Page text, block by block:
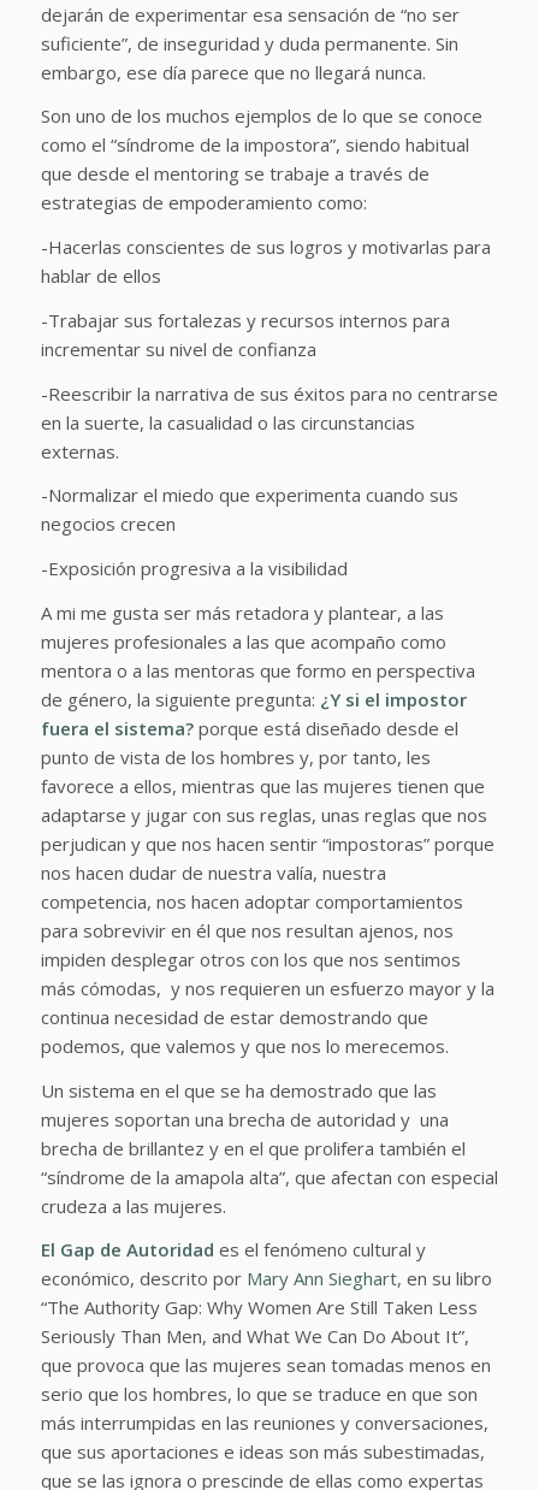
dejarán de experimentar esa sensación de “no ser
suficiente”, de inseguridad y duda permanente. Sin
embargo, ese día parece que no llegará nunca.
Son uno de los muchos ejemplos de lo que se conoce
como el “síndrome de la impostora”, siendo habitual
que desde el mentoring se trabaje a través de
estrategias de empoderamiento como:
-Hacerlas conscientes de sus logros y motivarlas para
hablar de ellos
-Trabajar sus fortalezas y recursos internos para
incrementar su nivel de confianza
-Reescribir la narrativa de sus éxitos para no centrarse
en la suerte, la casualidad o las circunstancias
externas.
-Normalizar el miedo que experimenta cuando sus
negocios crecen
-Exposición progresiva a la visibilidad
A mi me gusta ser más retadora y plantear, a las
mujeres profesionales a las que acompaño como
mentora o a las mentoras que formo en perspectiva
de género, la siguiente pregunta: ¿Y si el impostor
fuera el sistema? porque está diseñado desde el
punto de vista de los hombres y, por tanto, les
favorece a ellos, mientras que las mujeres tienen que
adaptarse y jugar con sus reglas, unas reglas que nos
perjudican y que nos hacen sentir “impostoras” porque
nos hacen dudar de nuestra valía, nuestra
competencia, nos hacen adoptar comportamientos
para sobrevivir en él que nos resultan ajenos, nos
impiden desplegar otros con los que nos sentimos
más cómodas, y nos requieren un esfuerzo mayor y la
continua necesidad de estar demostrando que
podemos, que valemos y que nos lo merecemos.
Un sistema en el que se ha demostrado que las
mujeres soportan una brecha de autoridad y una
brecha de brillantez y en el que prolifera también el
“síndrome de la amapola alta”, que afectan con especial
crudeza a las mujeres.
El Gap de Autoridad es el fenómeno cultural y
económico, descrito por Mary Ann Sieghart, en su libro
“The Authority Gap: Why Women Are Still Taken Less
Seriously Than Men, and What We Can Do About It”,
que provoca que las mujeres sean tomadas menos en
serio que los hombres, lo que se traduce en que son
más interrumpidas en las reuniones y conversaciones,
que sus aportaciones e ideas son más subestimadas,
que se las ignora o prescinde de ellas como expertas